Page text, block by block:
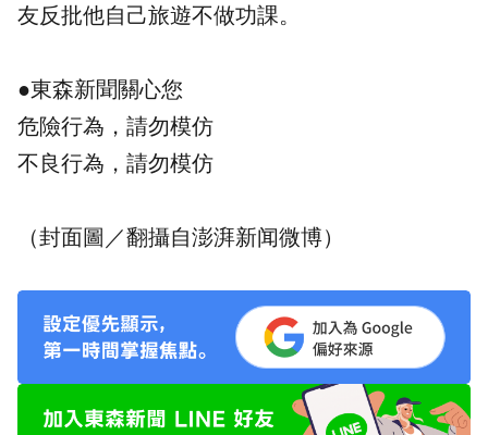
友反批他自己旅遊不做功課。
●東森新聞關心您
危險行為，請勿模仿
不良行為，請勿模仿
（封面圖／翻攝自澎湃新闻微博）